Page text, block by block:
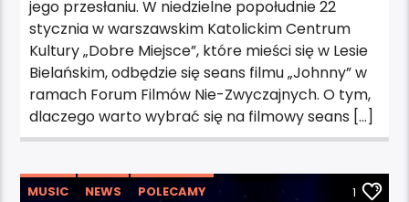
jego przesłaniu. W niedzielne popołudnie 22
stycznia w warszawskim Katolickim Centrum
Kultury „Dobre Miejsce”, które mieści się w Lesie
Bielańskim, odbędzie się seans filmu „Johnny” w
ramach Forum Filmów Nie-Zwyczajnych. O tym,
dlaczego warto wybrać się na filmowy seans […]
MUSIC NEWS
POLECAMY
1